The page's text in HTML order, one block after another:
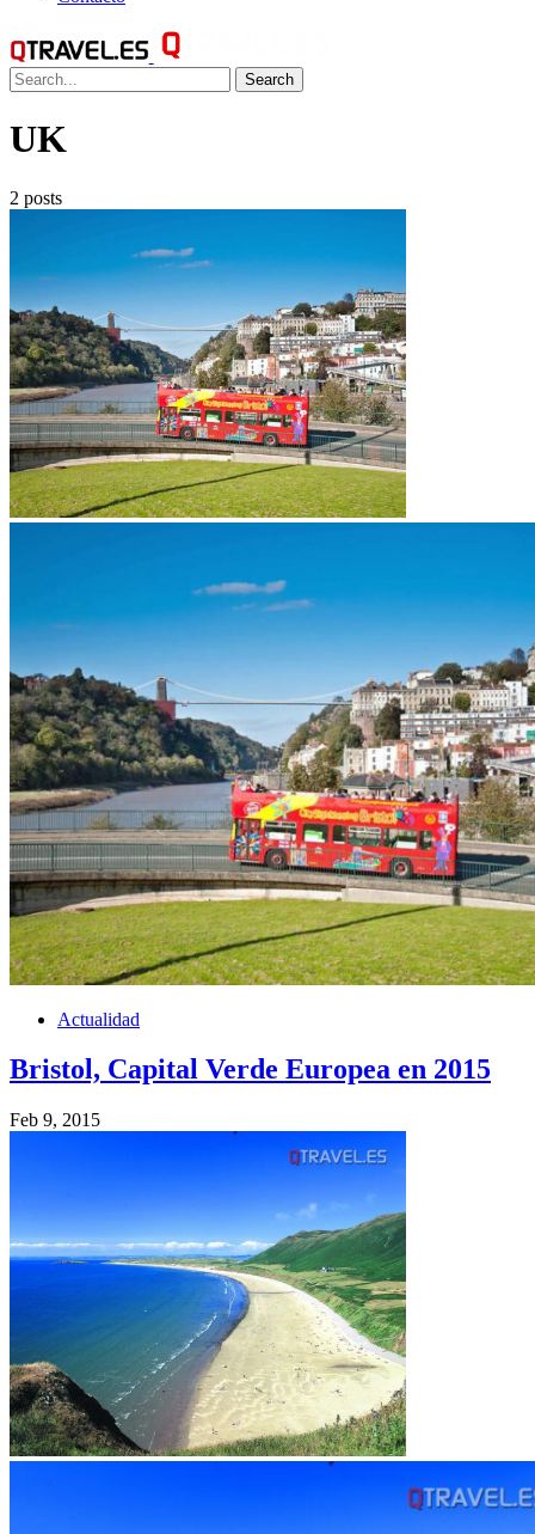
Search
UK
2 posts
Actualidad
Bristol, Capital Verde Europea en 2015
Feb 9, 2015